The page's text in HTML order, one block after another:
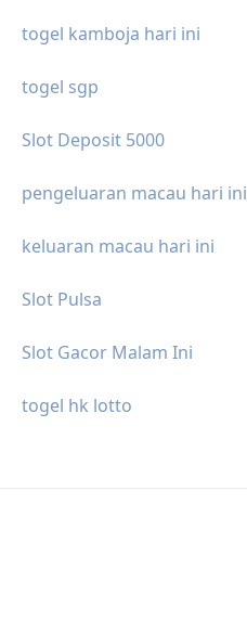
togel kamboja hari ini
togel sgp
Slot Deposit 5000
pengeluaran macau hari ini
keluaran macau hari ini
Slot Pulsa
Slot Gacor Malam Ini
togel hk lotto